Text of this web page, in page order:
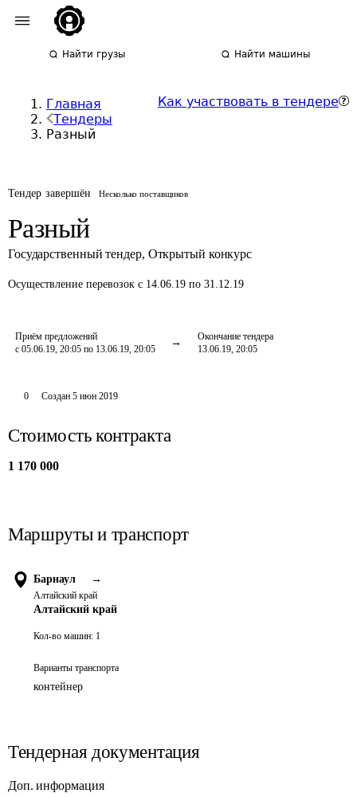
Найти грузы Найти машины
Главная
Тендеры
Разный
Как участвовать в тендере
Тендер завершён Несколько поставщиков
Разный
Государственный тендер, Открытый конкурс
Осуществление перевозок с 14.06.19 по 31.12.19
Приём предложений
с 05.06.19, 20:05 по 13.06.19, 20:05
Окончание тендера
13.06.19, 20:05
0 Создан 5 июн 2019
Стоимость контракта
1 170 000
Маршруты и транспорт
Барнаул →
Алтайский край
Алтайский край
Кол-во машин: 1
Варианты транспорта
контейнер
Тендерная документация
Доп. информация